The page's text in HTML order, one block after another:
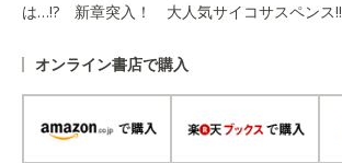
は…!? 新章突入！ 大人気サイコサスペンス!!
オンライン書店で購入